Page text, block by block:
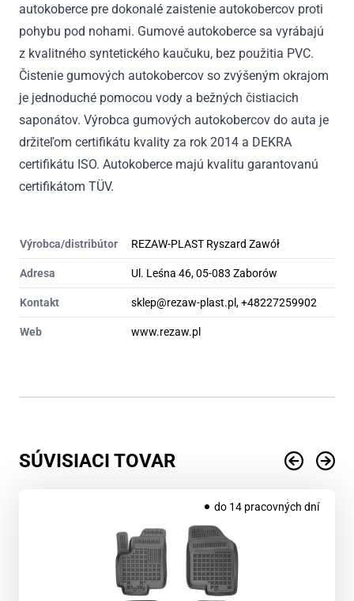
autokoberce pre dokonalé zaistenie autokobercov proti
pohybu pod nohami. Gumové autokoberce sa vyrábajú
z kvalitného syntetického kaučuku, bez použitia PVC.
Čistenie gumových autokobercov so zvýšeným okrajom
je jednoduché pomocou vody a bežných čistiacich
saponátov. Výrobca gumových autokobercov do auta je
držiteľom certifikátu kvality za rok 2014 a DEKRA
certifikátu ISO. Autokoberce majú kvalitu garantovanú
certifikátom TÜV.
Výrobca/distribútor REZAW-PLAST Ryszard Zawół
Adresa Ul. Leśna 46, 05-083 Zaborów
Kontakt sklep@rezaw-plast.pl, +48227259902
Web www.rezaw.pl
SÚVISIACI TOVAR
do 14 pracovných dní